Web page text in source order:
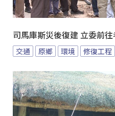
司馬庫斯災後復建 立委前
交通 原鄉 環境 修復工程